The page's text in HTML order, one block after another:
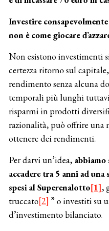
Investire
non è come giocare
Non esistono investimenti
certezza ritorno sul
rendimento senza alcuna
temporali più lunghi
risparmi in prodotti
razionalità, può offrire una
ottenere dei rendimenti.
Per darvi un’idea,
accadere tra 5 anni ad
spesi al Superenalotto[1],
truccato[2] ” o investiti su
d’investimento bilanciato.